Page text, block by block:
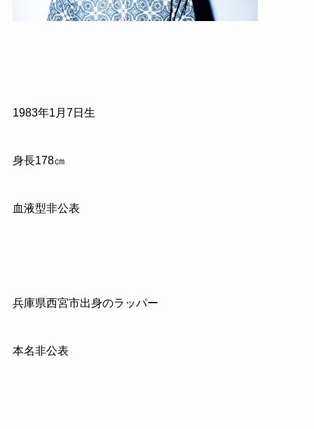
1983年1月7日生
身長178㎝
血液型非公表
兵庫県西宮市出身のラッパー
本名非公表